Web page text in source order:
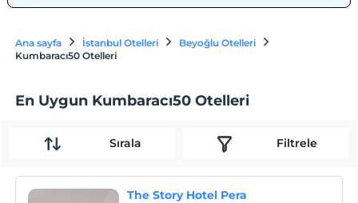
Ana sayfa İstanbul Otelleri
Beyoğlu Otelleri
Kumbaracı50 Otelleri
En Uygun Kumbaracı50 Otelleri
Sırala Filtrele
The Story Hotel Pera